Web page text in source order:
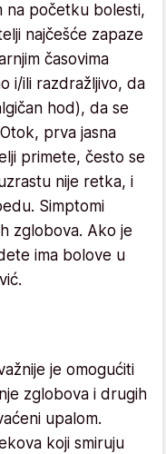
na početku bolesti,
najčešće zapaze
časovima
i/ili razdražljivo, da
hod), da se
prva jasna
primete, često se
nije retka, i
Simptomi
zglobova. Ako je
ima bolove u
je omogućiti
zglobova i drugih
upalom.
koji smiruju